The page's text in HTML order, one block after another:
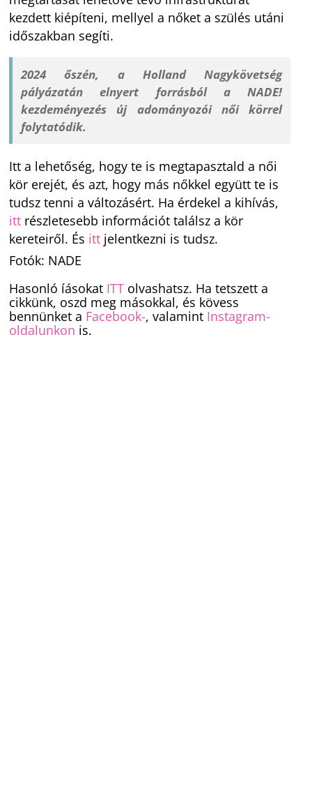
kezdett kiépíteni, mellyel a nőket a szülés utáni
időszakban segíti.
2024 őszén, a Holland Nagykövetség
pályázatán elnyert forrásból a NADE!
kezdeményezés új adományozói női körrel
folytatódik.
Itt a lehetőség, hogy te is megtapasztald a női
kör erejét, és azt, hogy más nőkkel együtt te is
tudsz tenni a változásért. Ha érdekel a kihívás,
itt részletesebb információt találsz a kör
kereteiről. És itt jelentkezni is tudsz.
Fotók: NADE
Hasonló íásokat ITT olvashatsz. Ha tetszett a
cikkünk, oszd meg másokkal, és kövess
bennünket a Facebook-, valamint Instagram-
oldalunkon is.